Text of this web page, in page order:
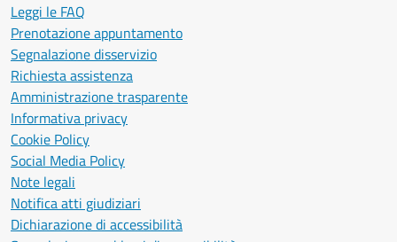
Leggi le FAQ
Prenotazione appuntamento
Segnalazione disservizio
Richiesta assistenza
Amministrazione trasparente
Informativa privacy
Cookie Policy
Social Media Policy
Note legali
Notifica atti giudiziari
Dichiarazione di accessibilità